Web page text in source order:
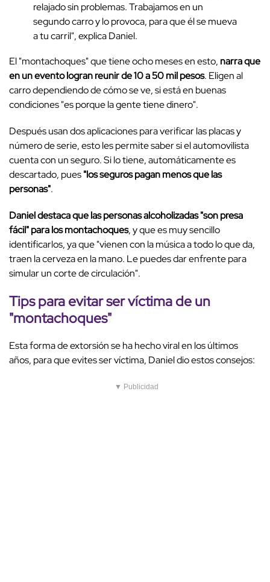
relajado sin problemas. Trabajamos en un
segundo carro y lo provoca, para que él se mueva
a tu carril", explica Daniel.
El "montachoques" que tiene ocho meses en esto, narra que
en un evento logran reunir de 10 a 50 mil pesos. Eligen al
carro dependiendo de cómo se ve, si está en buenas
condiciones "es porque la gente tiene dinero".
Después usan dos aplicaciones para verificar las placas y
número de serie, esto les permite saber si el automovilista
cuenta con un seguro. Si lo tiene, automáticamente es
descartado, pues"los seguros pagan menos que las
personas".
Daniel destaca que las personas alcoholizadas "son presa
fácil" para los montachoques, y que es muy sencillo
identificarlos, ya que "vienen con la música a todo lo que da,
traen la cerveza en la mano. Le puedes dar enfrente para
simular un corte de circulación".
Tips para evitar ser víctima de un
"montachoques"
Esta forma de extorsión se ha hecho viral en los últimos
años, para que evites ser víctima, Daniel dio estos consejos:
▼ Publicidad